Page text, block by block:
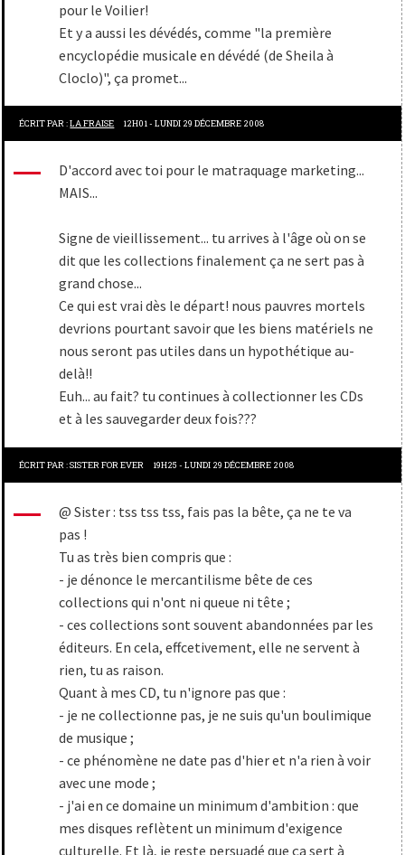
pour le Voilier!
Et y a aussi les dévédés, comme "la première
encyclopédie musicale en dévédé (de Sheila à
Cloclo)", ça promet...
ÉCRIT PAR :LA FRAISE 12H01-LUNDI 29 DÉCEMBRE 2008
D'accord avec toi pour le matraquage marketing...
MAIS...
Signe de vieillissement... tu arrives à l'âge où on se
dit que les collections finalement ça ne sert pas à
grand chose...
Ce qui est vrai dès le départ! nous pauvres mortels
devrions pourtant savoir que les biens matériels ne
nous seront pas utiles dans un hypothétique au-
delà!!
Euh... au fait? tu continues à collectionner les CDs
et à les sauvegarder deux fois???
ÉCRIT PAR :SISTER FOR EVER 19H25 -LUNDI 29 DÉCEMBRE 2008
@ Sister : tss tss tss, fais pas la bête, ça ne te va
pas !
Tu as très bien compris que :
- je dénonce le mercantilisme bête de ces
collections qui n'ont ni queue ni tête ;
- ces collections sont souvent abandonnées par les
éditeurs. En cela, effcetivement, elle ne servent à
rien, tu as raison.
Quant à mes CD, tu n'ignore pas que :
- je ne collectionne pas, je ne suis qu'un boulimique
de musique ;
- ce phénomène ne date pas d'hier et n'a rien à voir
avec une mode ;
- j'ai en ce domaine un minimum d'ambition : que
mes disques reflètent un minimum d'exigence
culturelle. Et là, je reste persuadé que ça sert à